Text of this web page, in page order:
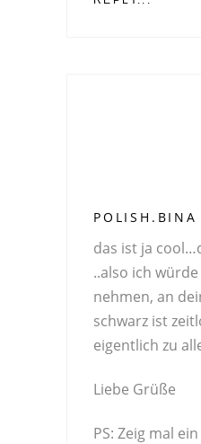
POLISH.BINA
das ist ja
..also ich
nehmen, an
schwarz ist
eigentlich zu
Liebe Grüße
PS: Zeig mal